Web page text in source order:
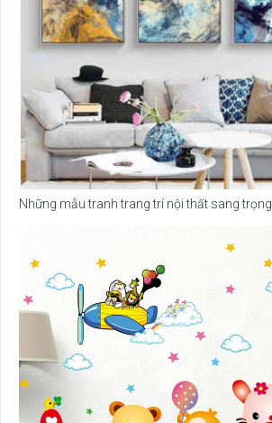
Những mẫu tranh trang trí nội thất sang trọng